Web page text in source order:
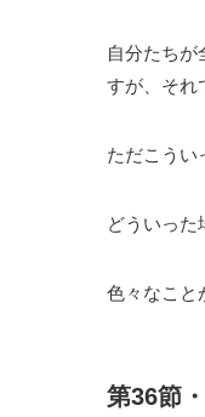
自分たち
すが、それ
ただこうい
どういった
色々なこと
第36節